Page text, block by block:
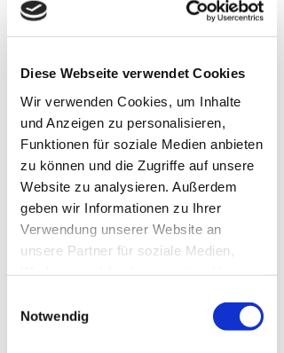
Diese Webseite verwendet Cookies
Wir verwenden Cookies, um Inhalte
und Anzeigen zu personalisieren,
Funktionen für soziale Medien anbieten
zu können und die Zugriffe auf unsere
Website zu analysieren. Außerdem
geben wir Informationen zu Ihrer
Verwendung unserer Website an
unsere Partner für soziale Medien,
möglicherweise mit weiteren Daten
zusammen, die Sie ihnen bereitgestellt
Notwendig
bessere Führung
ein Umfeld, das wirklich passt
Oder anders gesagt :Ein Wechsel ist
keine Flucht – sondern eine bewusste
Entscheidung für etwas Besseres.
Warum viele Unternehmen
trotzdem nicht durchdringen
Weil sie das Entscheidende nicht klar
genug machen:
genau zu Ihnen?